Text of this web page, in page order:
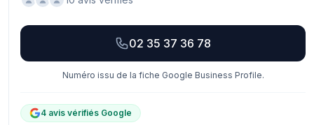
02 35 37 36 78
Numéro issu de la fiche Google Business Profile.
4 avis vérifiés Google